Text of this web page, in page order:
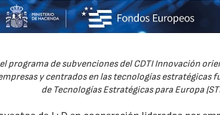
programa de subvenciones del CDTI Innovación
y centrados en las tecnologías estratégicas
de Tecnologías Estratégicas para Europa